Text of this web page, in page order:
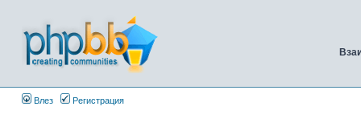
Влез Регистрация